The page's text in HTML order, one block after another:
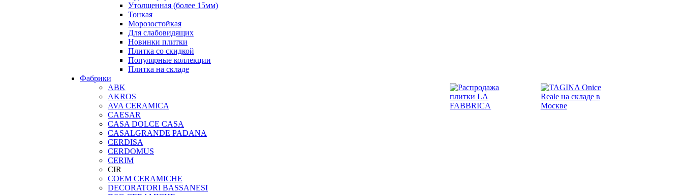
Утолщенная (более 15мм)
Тонкая
Морозостойкая
Для слабовидящих
Новинки плитки
Плитка со скидкой
Популярные коллекции
Плитка на складе
Фабрики
ABK
AKROS
AVA CERAMICA
CAESAR
CASA DOLCE CASA
CASALGRANDE PADANA
CERDISA
CERDOMUS
CERIM
CIR
COEM CERAMICHE
DECORATORI BASSANESI